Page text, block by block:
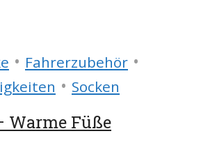
• Fahrerzubehör •
• Socken
Füße